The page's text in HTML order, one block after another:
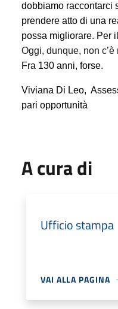
dobbiamo raccontarci
prendere atto di una
possa migliorare. Per
Oggi, dunque, non
Fra 130 anni, forse.
Viviana Di Leo,
pari opportunità
A cura di
Ufficio stampa
VAI ALLA PAGINA